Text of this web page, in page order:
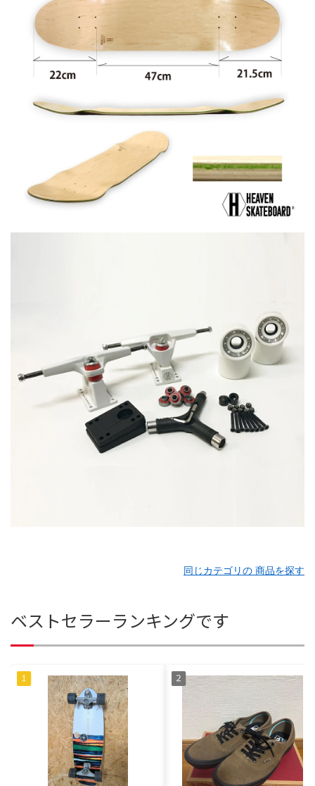
同じカテゴリの 商品を探す
ベストセラーランキングです